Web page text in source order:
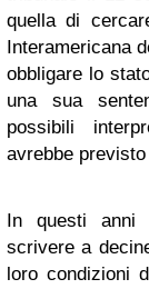
quella di
Interamericana
obbligare lo
una sua
possibili
avrebbe
In questi anni
scrivere a
loro condizioni